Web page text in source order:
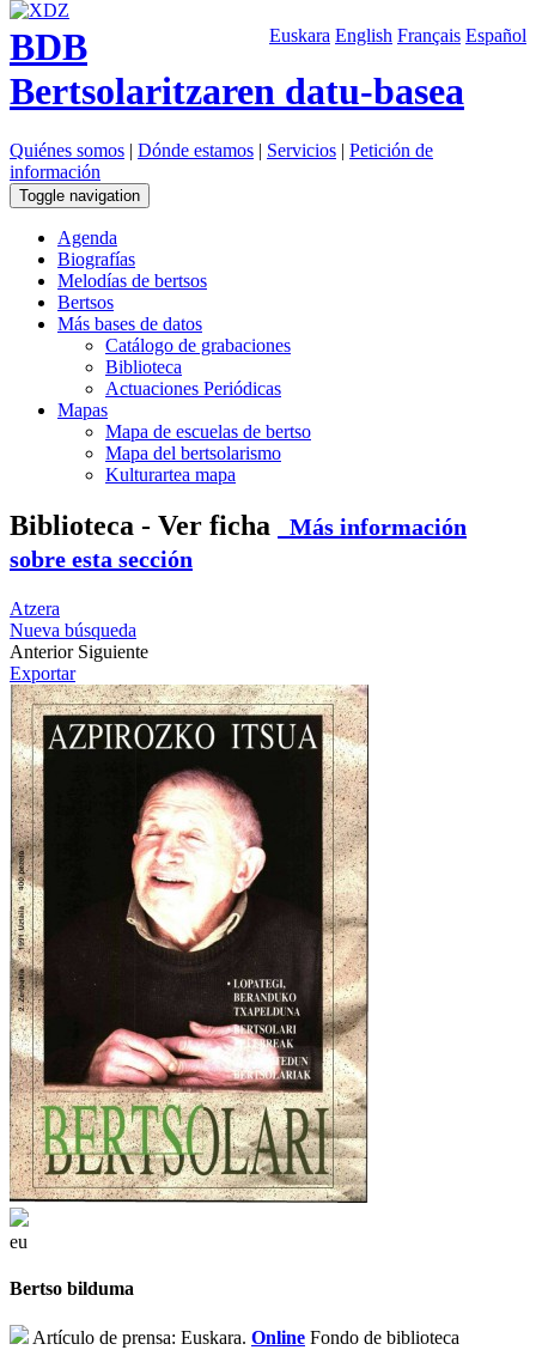
Euskara English Français Español
BDB
Bertsolaritzaren datu-basea
Quiénes somos | Dónde estamos | Servicios | Petición de
información
Toggle navigation
Agenda
Biografías
Melodías de bertsos
Bertsos
Más bases de datos
Catálogo de grabaciones
Biblioteca
Actuaciones Periódicas
Mapas
Mapa de escuelas de bertso
Mapa del bertsolarismo
Kulturartea mapa
Biblioteca - Ver ficha
Más información
sobre esta sección
Atzera
Nueva búsqueda
Anterior Siguiente
Exportar
eu
Bertso bilduma
Artículo de prensa: Euskara. Online Fondo de biblioteca